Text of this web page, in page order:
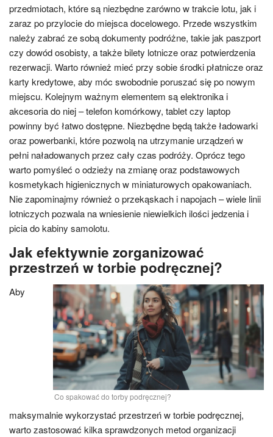
przedmiotach, które są niezbędne zarówno w trakcie lotu, jak i
zaraz po przylocie do miejsca docelowego. Przede wszystkim
należy zabrać ze sobą dokumenty podróżne, takie jak paszport
czy dowód osobisty, a także bilety lotnicze oraz potwierdzenia
rezerwacji. Warto również mieć przy sobie środki płatnicze oraz
karty kredytowe, aby móc swobodnie poruszać się po nowym
miejscu. Kolejnym ważnym elementem są elektronika i
akcesoria do niej – telefon komórkowy, tablet czy laptop
powinny być łatwo dostępne. Niezbędne będą także ładowarki
oraz powerbanki, które pozwolą na utrzymanie urządzeń w
pełni naładowanych przez cały czas podróży. Oprócz tego
warto pomyśleć o odzieży na zmianę oraz podstawowych
kosmetykach higienicznych w miniaturowych opakowaniach.
Nie zapominajmy również o przekąskach i napojach – wiele linii
lotniczych pozwala na wniesienie niewielkich ilości jedzenia i
picia do kabiny samolotu.
Jak efektywnie zorganizować
przestrzeń w torbie podręcznej?
Co spakować do torby podręcznej?
Aby
maksymalnie wykorzystać przestrzeń w torbie podręcznej,
warto zastosować kilka sprawdzonych metod organizacji